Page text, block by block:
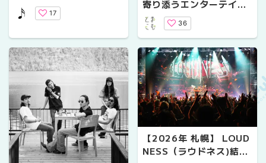
17
寄り添うエンターテイン
メント
36
【2026年 札幌】 LOUD
NESS（ラウドネス)結成